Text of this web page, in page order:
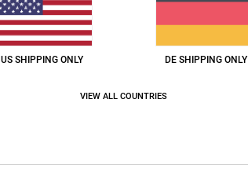
Komfort
4.9
Gregory6. Juli 2026
US SHIPPING ONLY DE SHIPPING ONLY
VIEW ALL COUNTRIES